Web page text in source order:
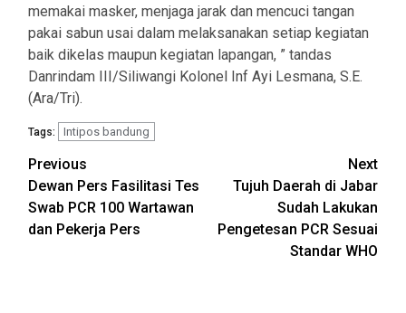
memakai masker, menjaga jarak dan mencuci tangan
pakai sabun usai dalam melaksanakan setiap kegiatan
baik dikelas maupun kegiatan lapangan, ” tandas
Danrindam III/Siliwangi Kolonel Inf Ayi Lesmana, S.E.
(Ara/Tri).
Tags: Intipos bandung
Post
navigation
Previous
Dewan Pers Fasilitasi Tes
Swab PCR 100 Wartawan
dan Pekerja Pers
Next
Tujuh Daerah di Jabar
Sudah Lakukan
Pengetesan PCR Sesuai
Standar WHO